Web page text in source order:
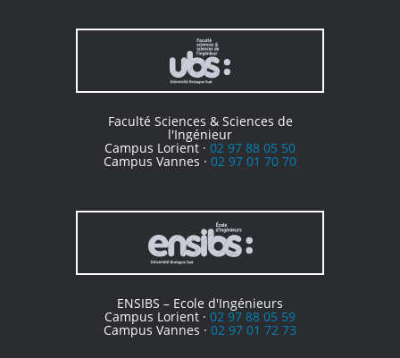
Faculté Sciences & Sciences de
l'Ingénieur
Campus Lorient · 02 97 88 05 50
Campus Vannes · 02 97 01 70 70
ENSIBS – Ecole d'Ingénieurs
Campus Lorient · 02 97 88 05 59
Campus Vannes · 02 97 01 72 73